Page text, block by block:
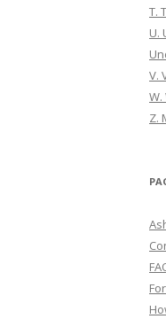
T.
U.
V.
Z.